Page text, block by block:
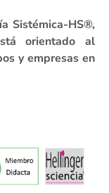
Sistémica-HS®,
orientado al
y empresas en